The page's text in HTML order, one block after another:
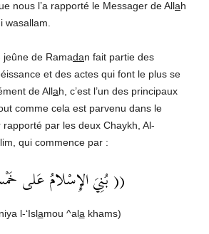
nous l’a rapporté le Messager de Allah
wasallam.
jeûne de Ramadan fait partie des
et des actes qui font le plus se
de Allah, c’est l’un des principaux
comme cela est parvenu dans le
par les deux Chaykh, Al-
qui commence par :
(( بُنِيَ الإِسْلامُ عَلى
l-‘Islamou ^ala khams)